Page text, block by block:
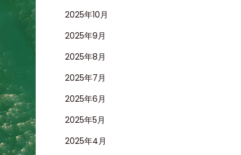
2025年10月
2025年9月
2025年8月
2025年7月
2025年6月
2025年5月
2025年4月